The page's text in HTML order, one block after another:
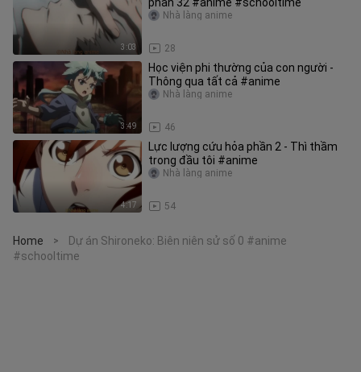
3:03 28
Nhà làng anime
3:49
Học viện phi thường của con người -
Thông qua tất cả #anime
46
Nhà làng anime
4:17
Lực lượng cứu hỏa phần 2 - Thì thầm
trong đầu tôi #anime
54
Nhà làng anime
Home >
Dự án Shironeko: Biên niên sử số 0 #anime
#schooltime